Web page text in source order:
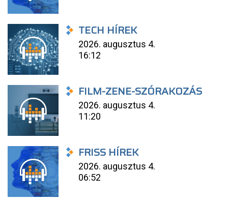
TECH HÍREK
2026. augusztus 4.
16:12
FILM-ZENE-SZÓRAKOZÁS
2026. augusztus 4.
11:20
FRISS HÍREK
2026. augusztus 4.
06:52